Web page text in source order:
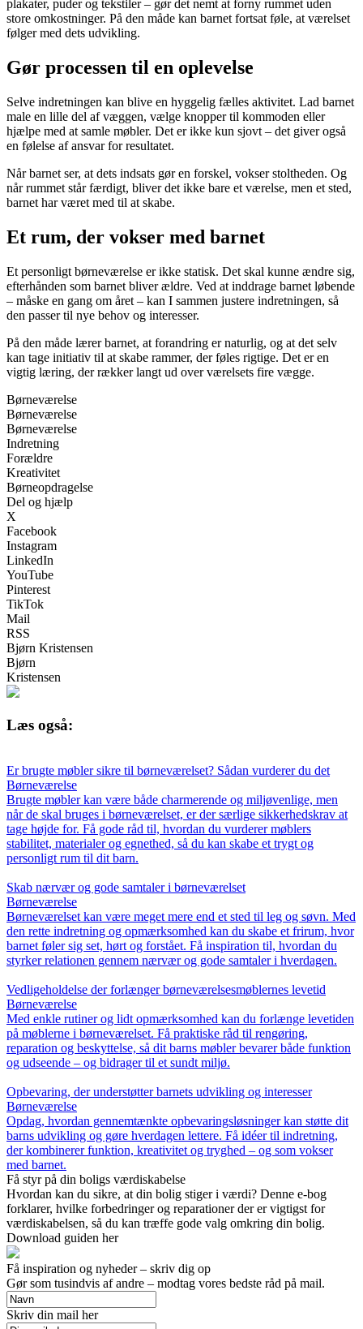
plakater, puder og tekstiler – gør det nemt at forny rummet uden
store omkostninger. På den måde kan barnet fortsat føle, at værelset
følger med dets udvikling.
Gør processen til en oplevelse
Selve indretningen kan blive en hyggelig fælles aktivitet. Lad barnet
male en lille del af væggen, vælge knopper til kommoden eller
hjælpe med at samle møbler. Det er ikke kun sjovt – det giver også
en følelse af ansvar for resultatet.
Når barnet ser, at dets indsats gør en forskel, vokser stoltheden. Og
når rummet står færdigt, bliver det ikke bare et værelse, men et sted,
barnet har været med til at skabe.
Et rum, der vokser med barnet
Et personligt børneværelse er ikke statisk. Det skal kunne ændre sig,
efterhånden som barnet bliver ældre. Ved at inddrage barnet løbende
– måske en gang om året – kan I sammen justere indretningen, så
den passer til nye behov og interesser.
På den måde lærer barnet, at forandring er naturlig, og at det selv
kan tage initiativ til at skabe rammer, der føles rigtige. Det er en
vigtig læring, der rækker langt ud over værelsets fire vægge.
Børneværelse
Børneværelse
Børneværelse
Indretning
Forældre
Kreativitet
Børneopdragelse
Del og hjælp
X
Facebook
Instagram
LinkedIn
YouTube
Pinterest
TikTok
Mail
RSS
Bjørn Kristensen
Bjørn
Kristensen
Læs også:
Er brugte møbler sikre til børneværelset? Sådan vurderer du det
Børneværelse
Brugte møbler kan være både charmerende og miljøvenlige, men
når de skal bruges i børneværelset, er der særlige sikkerhedskrav at
tage højde for. Få gode råd til, hvordan du vurderer møblers
stabilitet, materialer og egnethed, så du kan skabe et trygt og
personligt rum til dit barn.
Skab nærvær og gode samtaler i børneværelset
Børneværelse
Børneværelset kan være meget mere end et sted til leg og søvn. Med
den rette indretning og opmærksomhed kan du skabe et frirum, hvor
barnet føler sig set, hørt og forstået. Få inspiration til, hvordan du
styrker relationen gennem nærvær og gode samtaler i hverdagen.
Vedligeholdelse der forlænger børneværelsesmøblernes levetid
Børneværelse
Med enkle rutiner og lidt opmærksomhed kan du forlænge levetiden
på møblerne i børneværelset. Få praktiske råd til rengøring,
reparation og beskyttelse, så dit barns møbler bevarer både funktion
og udseende – og bidrager til et sundt miljø.
Opbevaring, der understøtter barnets udvikling og interesser
Børneværelse
Opdag, hvordan gennemtænkte opbevaringsløsninger kan støtte dit
barns udvikling og gøre hverdagen lettere. Få idéer til indretning,
der kombinerer funktion, kreativitet og tryghed – og som vokser
med barnet.
Få styr på din boligs værdiskabelse
Hvordan kan du sikre, at din bolig stiger i værdi? Denne e-bog
forklarer, hvilke forbedringer og reparationer der er vigtigst for
værdiskabelsen, så du kan træffe gode valg omkring din bolig.
Download guiden her
Få inspiration og nyheder – skriv dig op
Gør som tusindvis af andre – modtag vores bedste råd på mail.
Skriv din mail her